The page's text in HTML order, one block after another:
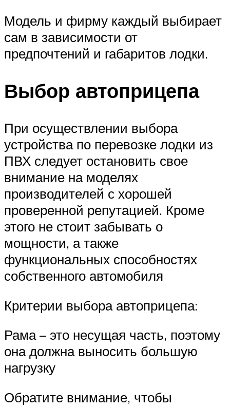
Модель и фирму каждый выбирает
сам в зависимости от
предпочтений и габаритов лодки.
Выбор автоприцепа
При осуществлении выбора
устройства по перевозке лодки из
ПВХ следует остановить свое
внимание на моделях
производителей с хорошей
проверенной репутацией. Кроме
этого не стоит забывать о
мощности, а также
функциональных способностях
собственного автомобиля
Критерии выбора автоприцепа:
Рама – это несущая часть, поэтому
она должна выносить большую
нагрузку
Обратите внимание, чтобы